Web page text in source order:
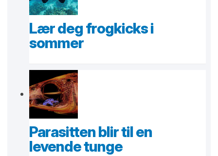
Lær deg frogkicks i
sommer
Parasitten blir til en
levende tunge